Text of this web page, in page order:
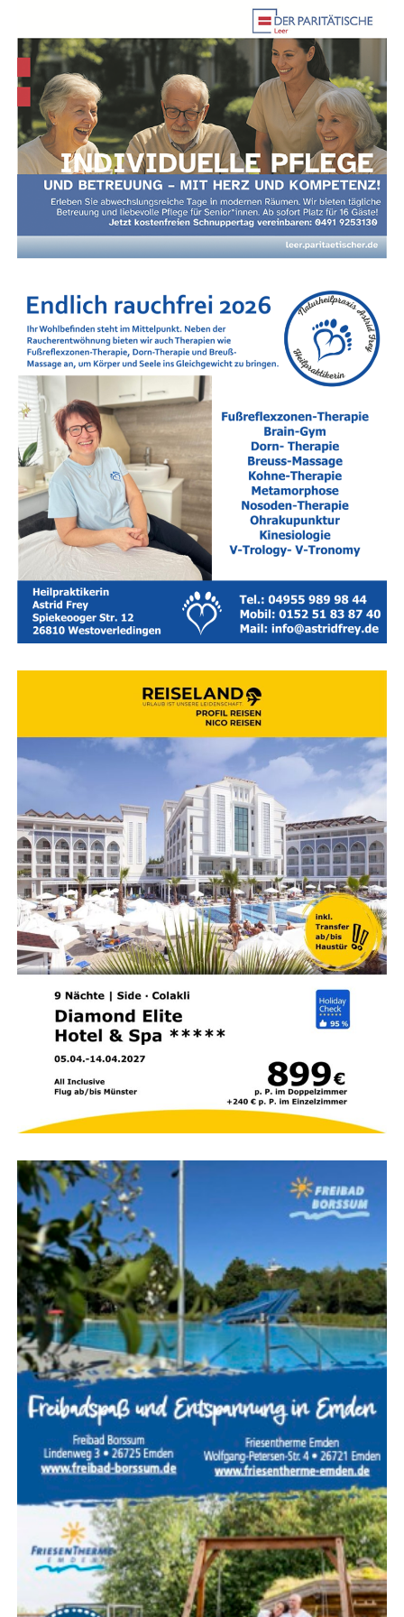
Nach­hil­fe in Leer und im Land­kreis Leer